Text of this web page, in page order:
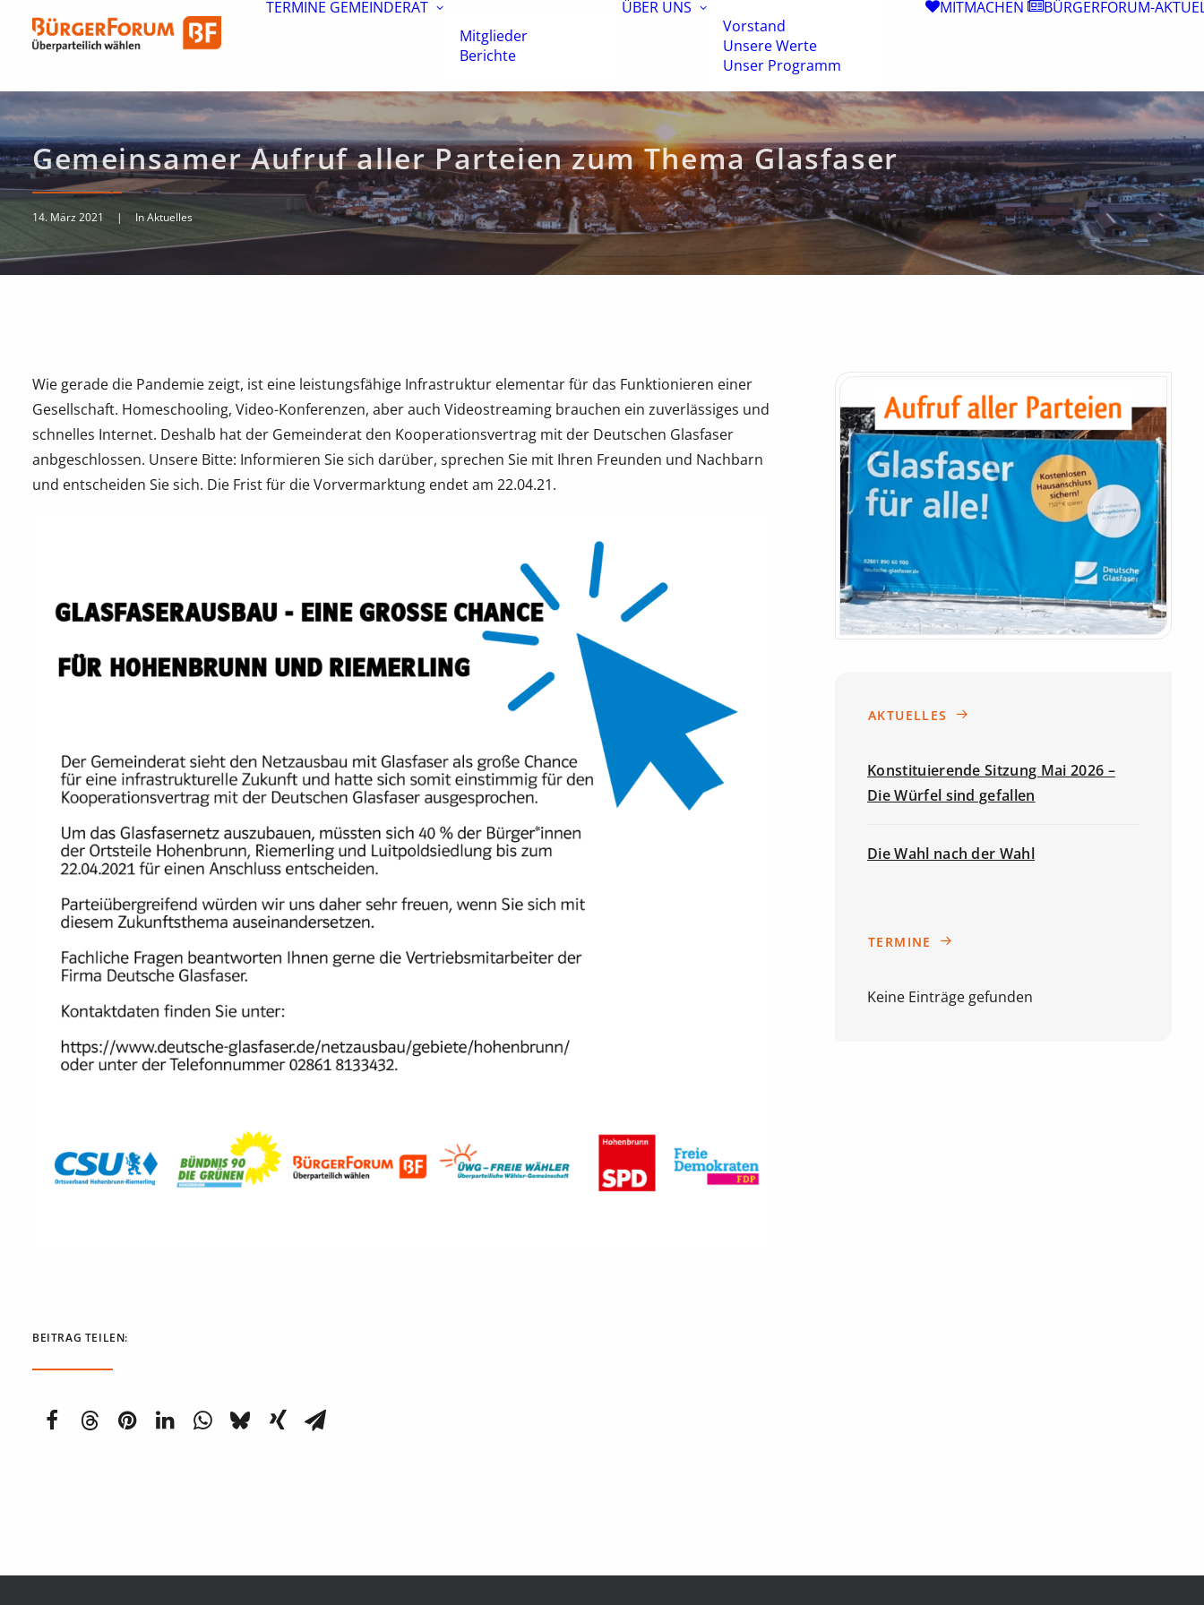
TERMINE GEMEINDERAT
Mitglieder
Berichte
ÜBER UNS
Vorstand
Unsere Werte
Unser Programm
MITMACHEN BÜRGERFORUM-
Gemeinsamer Aufruf aller Parteien zum Thema Glasfaser
14. März 2021 | InAktuelles
Wie gerade die Pandemie zeigt, ist eine leistungsfähige Infrastruktur elementar für das Funktionieren einer
Gesellschaft. Homeschooling, Video-Konferenzen, aber auch Videostreaming brauchen ein zuverlässiges und
schnelles Internet. Deshalb hat der Gemeinderat den Kooperationsvertrag mit der Deutschen Glasfaser
anbgeschlossen. Unsere Bitte: Informieren Sie sich darüber, sprechen Sie mit Ihren Freunden und Nachbarn
und entscheiden Sie sich. Die Frist für die Vorvermarktung endet am 22.04.21.
BEITRAG TEILEN:
AKTUELLES
Konstituierende Sitzung Mai 2026 –
Die Würfel sind gefallen
Die Wahl nach der Wahl
TERMINE
Keine Einträge gefunden